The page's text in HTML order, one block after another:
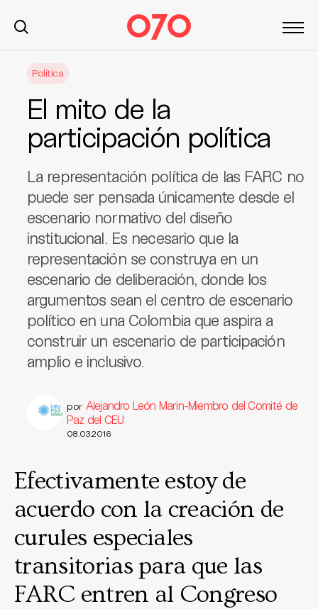
Política
El mito de la
participación política
La representación política de las FARC no
puede ser pensada únicamente desde el
escenario normativo del diseño
institucional. Es necesario que la
representación se construya en un
escenario de deliberación, donde los
argumentos sean el centro de escenario
político en una Colombia que aspira a
construir un escenario de participación
amplio e inclusivo.
por Alejandro León Marin-Miembro del Comité de
Paz del CEU
08.03.2016
Efectivamente estoy de
acuerdo con la creación de
curules especiales
transitorias para que las
FARC entren al Congreso